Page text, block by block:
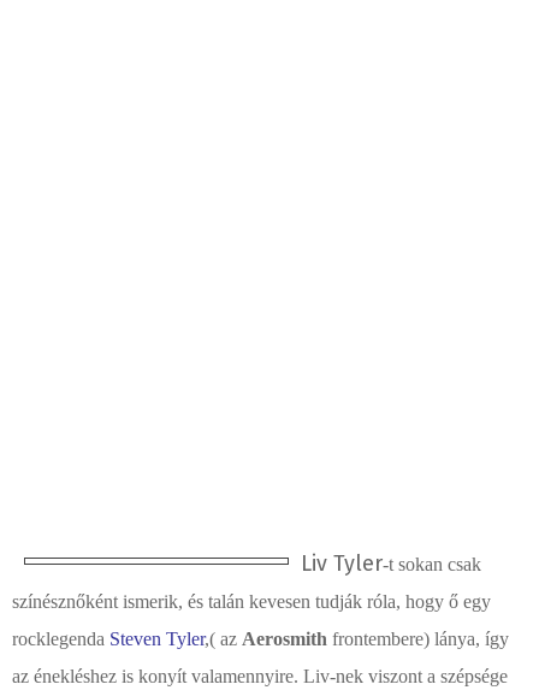
Liv Tyler-t sokan csak
színésznőként ismerik, és talán kevesen tudják róla, hogy ő egy
rocklegenda Steven Tyler,( az Aerosmith frontembere) lánya, így
az énekléshez is konyít valamennyire. Liv-nek viszont a szépsége